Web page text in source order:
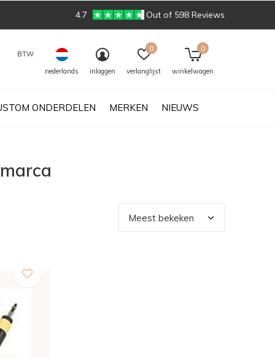
ONDERDELEN MERKEN NIEUWS
BTW
nederlands
inloggen verlanglijst
0
winkelwagen
0
4.7 Out of 598 Reviews